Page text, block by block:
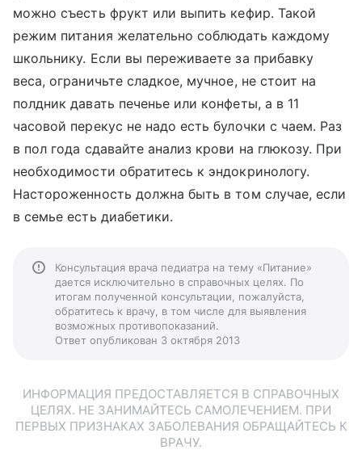
можно съесть фрукт или выпить кефир. Такой
режим питания желательно соблюдать каждому
школьнику. Если вы переживаете за прибавку
веса, ограничьте сладкое, мучное, не стоит на
полдник давать печенье или конфеты, а в 11
часовой перекус не надо есть булочки с чаем. Раз
в пол года сдавайте анализ крови на глюкозу. При
необходимости обратитесь к эндокринологу.
Настороженность должна быть в том случае, если
в семье есть диабетики.
Консультация врача педиатра на тему «Питание»
дается исключительно в справочных целях. По
итогам полученной консультации, пожалуйста,
обратитесь к врачу, в том числе для выявления
возможных противопоказаний.
Ответ опубликован 3 октября 2013
ИНФОРМАЦИЯ ПРЕДОСТАВЛЯЕТСЯ В СПРАВОЧНЫХ
ЦЕЛЯХ. НЕ ЗАНИМАЙТЕСЬ САМОЛЕЧЕНИЕМ. ПРИ
ПЕРВЫХ ПРИЗНАКАХ ЗАБОЛЕВАНИЯ ОБРАЩАЙТЕСЬ К
ВРАЧУ.